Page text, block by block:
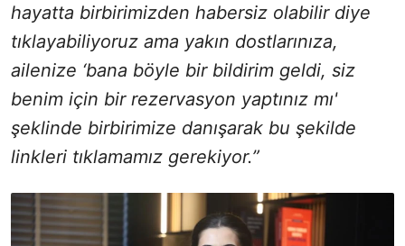
hayatta birbirimizden habersiz olabilir diye
tıklayabiliyoruz ama yakın dostlarınıza,
ailenize ‘bana böyle bir bildirim geldi, siz
benim için bir rezervasyon yaptınız mı'
şeklinde birbirimize danışarak bu şekilde
linkleri tıklamamız gerekiyor.”